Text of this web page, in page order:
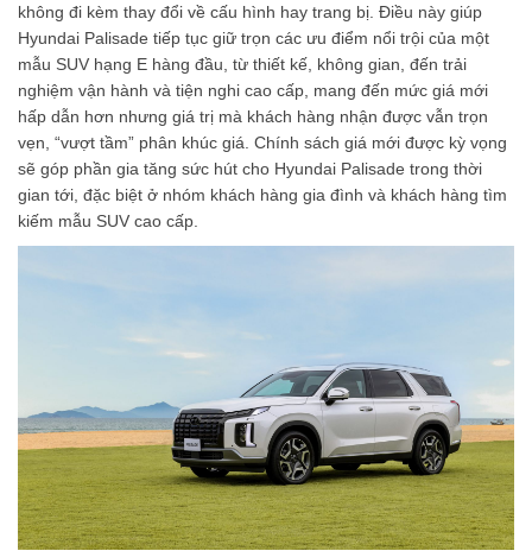
không đi kèm thay đổi về cấu hình hay trang bị. Điều này giúp
Hyundai Palisade tiếp tục giữ trọn các ưu điểm nổi trội của một
mẫu SUV hạng E hàng đầu, từ thiết kế, không gian, đến trải
nghiệm vận hành và tiện nghi cao cấp, mang đến mức giá mới
hấp dẫn hơn nhưng giá trị mà khách hàng nhận được vẫn trọn
vẹn, “vượt tầm” phân khúc giá. Chính sách giá mới được kỳ vọng
sẽ góp phần gia tăng sức hút cho Hyundai Palisade trong thời
gian tới, đặc biệt ở nhóm khách hàng gia đình và khách hàng tìm
kiếm mẫu SUV cao cấp.